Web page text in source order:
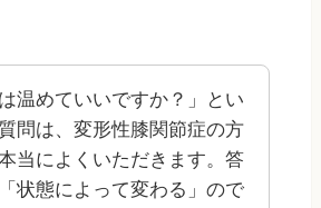
は温めていいですか？」とい
問は、変形性膝関節症の方
当によくいただきます。答
状態によって変わる」ので